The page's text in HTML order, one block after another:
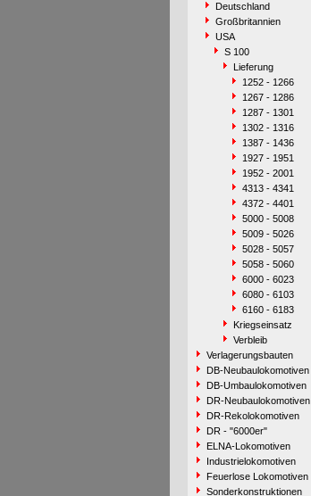
Deutschland
Großbritannien
USA
S 100
Lieferung
1252 - 1266
1267 - 1286
1287 - 1301
1302 - 1316
1387 - 1436
1927 - 1951
1952 - 2001
4313 - 4341
4372 - 4401
5000 - 5008
5009 - 5026
5028 - 5057
5058 - 5060
6000 - 6023
6080 - 6103
6160 - 6183
Kriegseinsatz
Verbleib
Verlagerungsbauten
DB-Neubaulokomotiven
DB-Umbaulokomotiven
DR-Neubaulokomotiven
DR-Rekolokomotiven
DR - "6000er"
ELNA-Lokomotiven
Industrielokomotiven
Feuerlose Lokomotiven
Sonderkonstruktionen